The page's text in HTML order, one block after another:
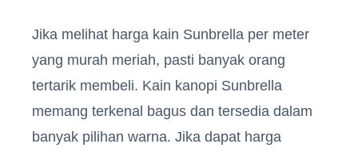
Jika melihat harga kain Sunbrella per meter
yang murah meriah, pasti banyak orang
tertarik membeli. Kain kanopi Sunbrella
memang terkenal bagus dan tersedia dalam
banyak pilihan warna. Jika dapat harga